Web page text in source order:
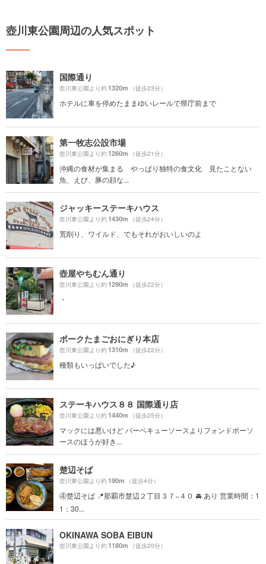
壺川東公園周辺の人気スポット
国際通り
壺川東公園より約1320m （徒歩23分）
ホテルに車を停めたままゆいレールで県庁前まで
第一牧志公設市場
壺川東公園より約1260m （徒歩21分）
沖縄の食材が集まる やっぱり独特の食文化 見たことない
魚、えび、豚の顔な...
ジャッキーステーキハウス
壺川東公園より約1430m （徒歩24分）
荒削り、ワイルド、でもそれがおいしいのよ
壺屋やちむん通り
壺川東公園より約1290m （徒歩22分）
・
ポークたまごおにぎり本店
壺川東公園より約1310m （徒歩22分）
種類もいっぱいでした♪
ステーキハウス８８ 国際通り店
壺川東公園より約1440m （徒歩25分）
マックには悪いけど バーベキューソースよりフォンドボーソ
ースのほうが好き...
楚辺そば
壺川東公園より約190m （徒歩4分）
④楚辺そば 📍那覇市楚辺２丁目３７−４０ 🚘 あり 営業時間：1
1：30...
OKINAWA SOBA EIBUN
壺川東公園より約1180m （徒歩20分）